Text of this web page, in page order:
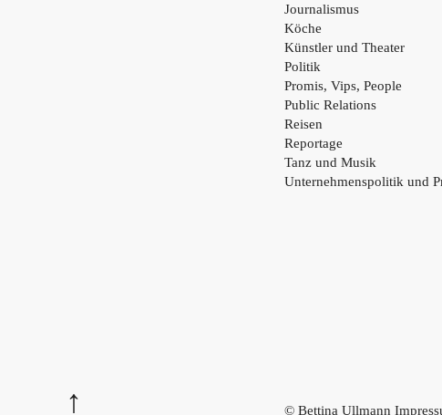
Journalismus
Köche
Künstler und Theater
Politik
Promis, Vips, People
Public Relations
Reisen
Reportage
Tanz und Musik
Unternehmenspolitik und
© Bettina Ullmann